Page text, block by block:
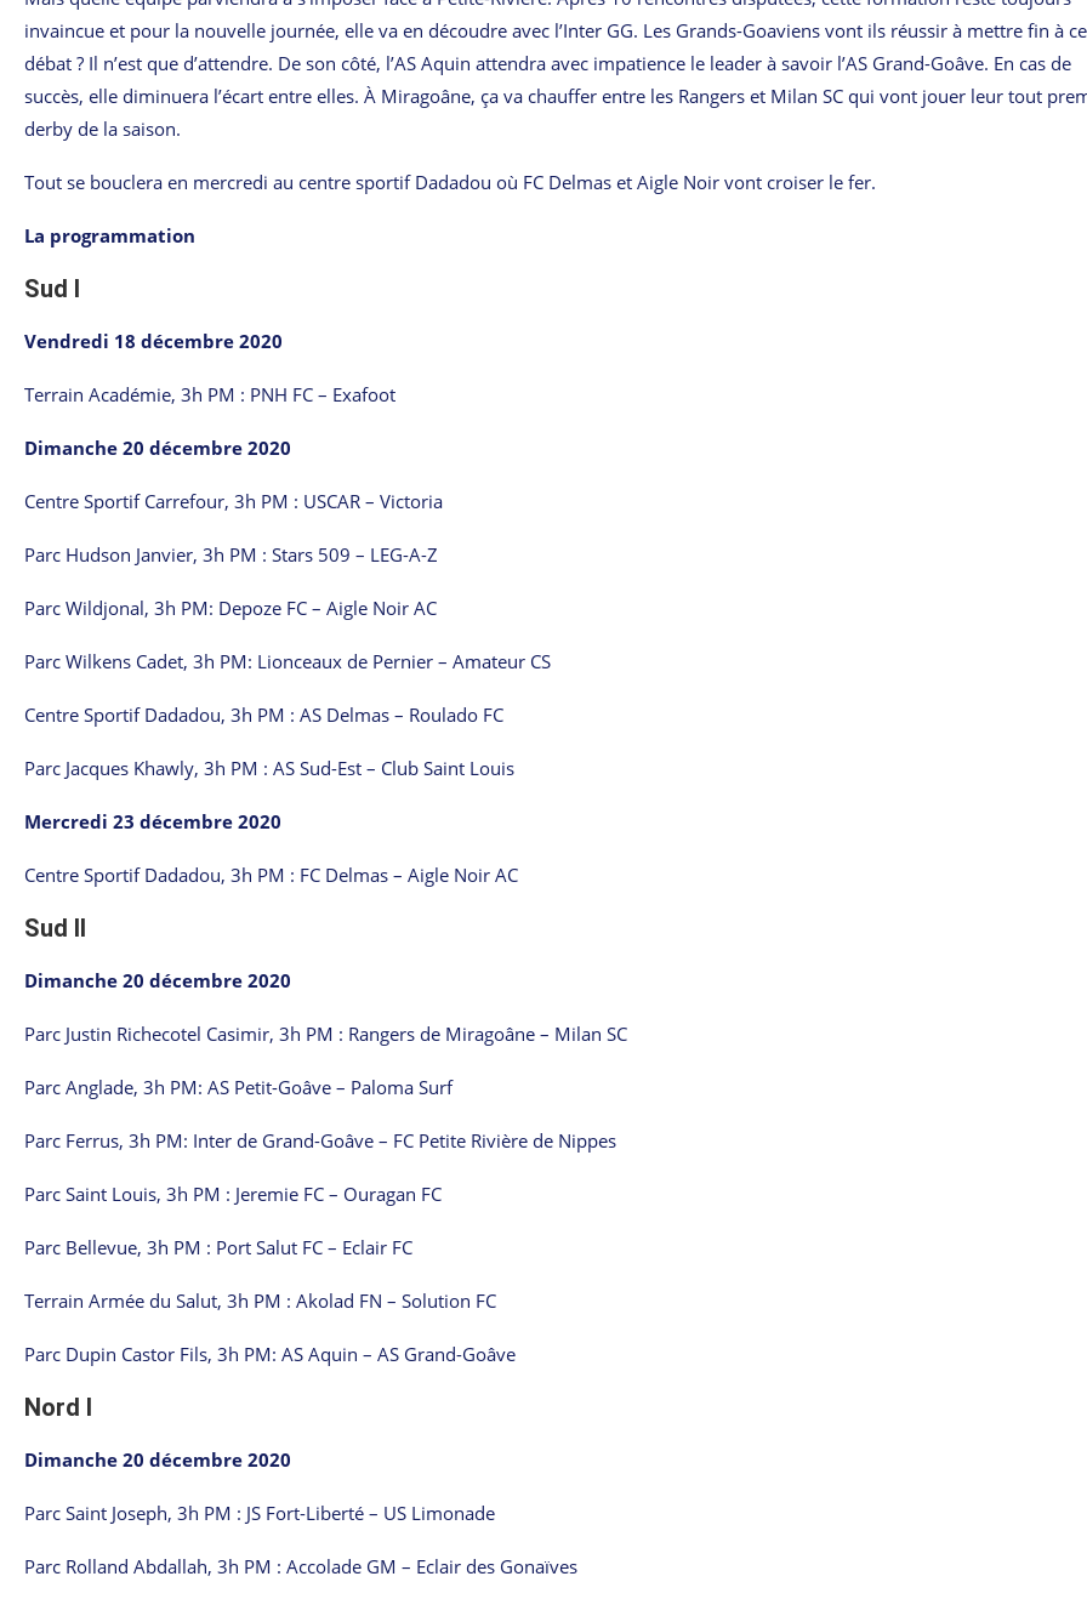
invaincue et pour la nouvelle journée, elle va en découdre avec l’Inter GG. Les Grands-Goaviens vont ils réussir à mettre fin à ce
débat ? Il n’est que d’attendre. De son côté, l’AS Aquin attendra avec impatience le leader à savoir l’AS Grand-Goâve. En cas de
succès, elle diminuera l’écart entre elles. À Miragoâne, ça va chauffer entre les Rangers et Milan SC qui vont jouer leur tout
derby de la saison.
Tout se bouclera en mercredi au centre sportif Dadadou où FC Delmas et Aigle Noir vont croiser le fer.
La programmation
Sud I
Vendredi 18 décembre 2020
Terrain Académie, 3h PM : PNH FC – Exafoot
Dimanche 20 décembre 2020
Centre Sportif Carrefour, 3h PM : USCAR – Victoria
Parc Hudson Janvier, 3h PM : Stars 509 – LEG-A-Z
Parc Wildjonal, 3h PM: Depoze FC – Aigle Noir AC
Parc Wilkens Cadet, 3h PM: Lionceaux de Pernier – Amateur CS
Centre Sportif Dadadou, 3h PM : AS Delmas – Roulado FC
Parc Jacques Khawly, 3h PM : AS Sud-Est – Club Saint Louis
Mercredi 23 décembre 2020
Centre Sportif Dadadou, 3h PM : FC Delmas – Aigle Noir AC
Sud II
Dimanche 20 décembre 2020
Parc Justin Richecotel Casimir, 3h PM : Rangers de Miragoâne – Milan SC
Parc Anglade, 3h PM: AS Petit-Goâve – Paloma Surf
Parc Ferrus, 3h PM: Inter de Grand-Goâve – FC Petite Rivière de Nippes
Parc Saint Louis, 3h PM : Jeremie FC – Ouragan FC
Parc Bellevue, 3h PM : Port Salut FC – Eclair FC
Terrain Armée du Salut, 3h PM : Akolad FN – Solution FC
Parc Dupin Castor Fils, 3h PM: AS Aquin – AS Grand-Goâve
Nord I
Dimanche 20 décembre 2020
Parc Saint Joseph, 3h PM : JS Fort-Liberté – US Limonade
Parc Rolland Abdallah, 3h PM : Accolade GM – Eclair des Gonaïves